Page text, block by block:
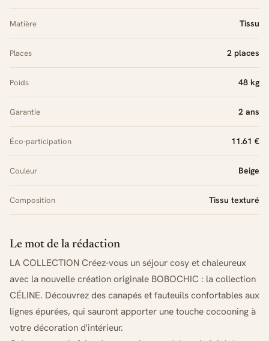
Matière Tissu
Places 2 places
Poids 48 kg
Garantie 2 ans
Éco-participation 11.61 €
Couleur Beige
Composition Tissu texturé
Le mot de la rédaction
LA COLLECTION Créez-vous un séjour cosy et chaleureux
avec la nouvelle création originale BOBOCHIC : la collection
CÉLINE. Découvrez des canapés et fauteuils confortables aux
lignes épurées, qui sauront apporter une touche cocooning à
votre décoration d'intérieur.